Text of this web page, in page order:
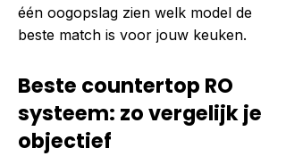
één oogopslag zien welk model de
beste match is voor jouw keuken.
Beste countertop RO
systeem: zo vergelijk je
objectief